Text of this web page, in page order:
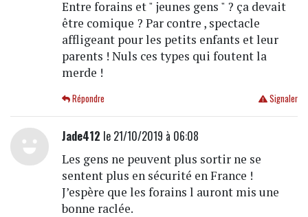
Entre forains et " jeunes gens " ? ça devait
être comique ? Par contre , spectacle
affligeant pour les petits enfants et leur
parents ! Nuls ces types qui foutent la
merde !
Signaler
Répondre
Jade412 le 21/10/2019 à 06:08
Les gens ne peuvent plus sortir ne se
sentent plus en sécurité en France !
J’espère que les forains l auront mis une
bonne raclée.